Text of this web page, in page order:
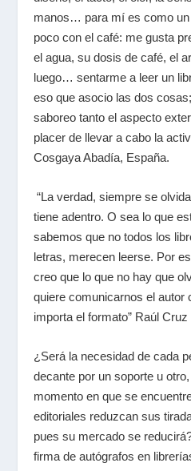
manos… para mí es como un
poco con el café: me gusta
el agua, su dosis de café, el
luego… sentarme a leer un
eso que asocio las dos
saboreo tanto el aspecto
placer de llevar a cabo la
Cosgaya Abadía, España.
“La verdad, siempre se
tiene adentro. O sea lo que
sabemos que no todos los
letras, merecen leerse. Por
creo que lo que no hay que
quiere comunicarnos el autor
importa el formato” Raúl
¿Será la necesidad de cada
decante por un soporte u
momento en que se
editoriales reduzcan sus
pues su mercado se
firma de autógrafos en